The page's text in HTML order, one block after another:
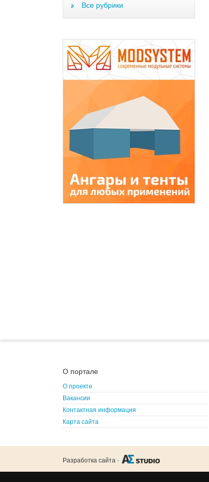
Все рубрики
О портале
О проекте
Вакансии
Контактная информация
Карта сайта
Разработка сайта -